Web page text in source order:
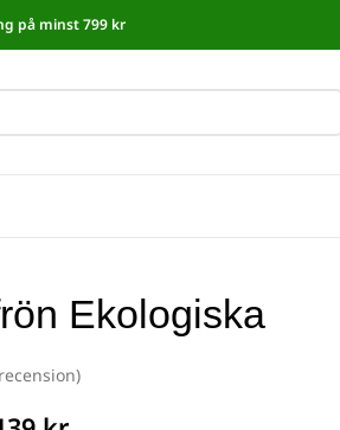
från alla varor.
på minst 799 kr
Ekologiska